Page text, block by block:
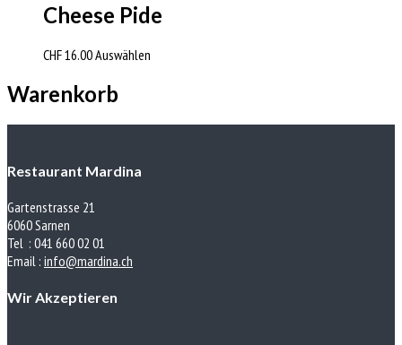
Cheese Pide
CHF16.00Auswählen
Warenkorb
Restaurant Mardina
Gartenstrasse 21
6060 Sarnen
Tel : 041 660 02 01
Email : info@mardina.ch
Wir Akzeptieren